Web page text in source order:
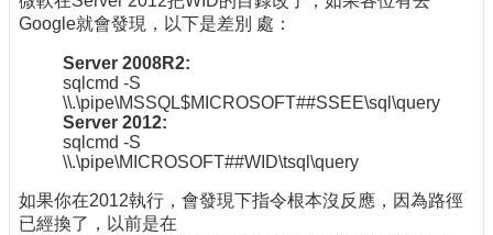
Google就會發現，以下是差別 處：
Server 2008R2:
sqlcmd -S
\\.\pipe\MSSQL$MICROSOFT##SSEE\sql\query
Server 2012:
sqlcmd -S
\\.\pipe\MICROSOFT##WID\tsql\query
如果你在2012執行，會發現下指令根本沒反應，因為路徑
已經換了，以前是在